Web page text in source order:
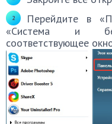
Перейдите в
«Система и
соответствующее